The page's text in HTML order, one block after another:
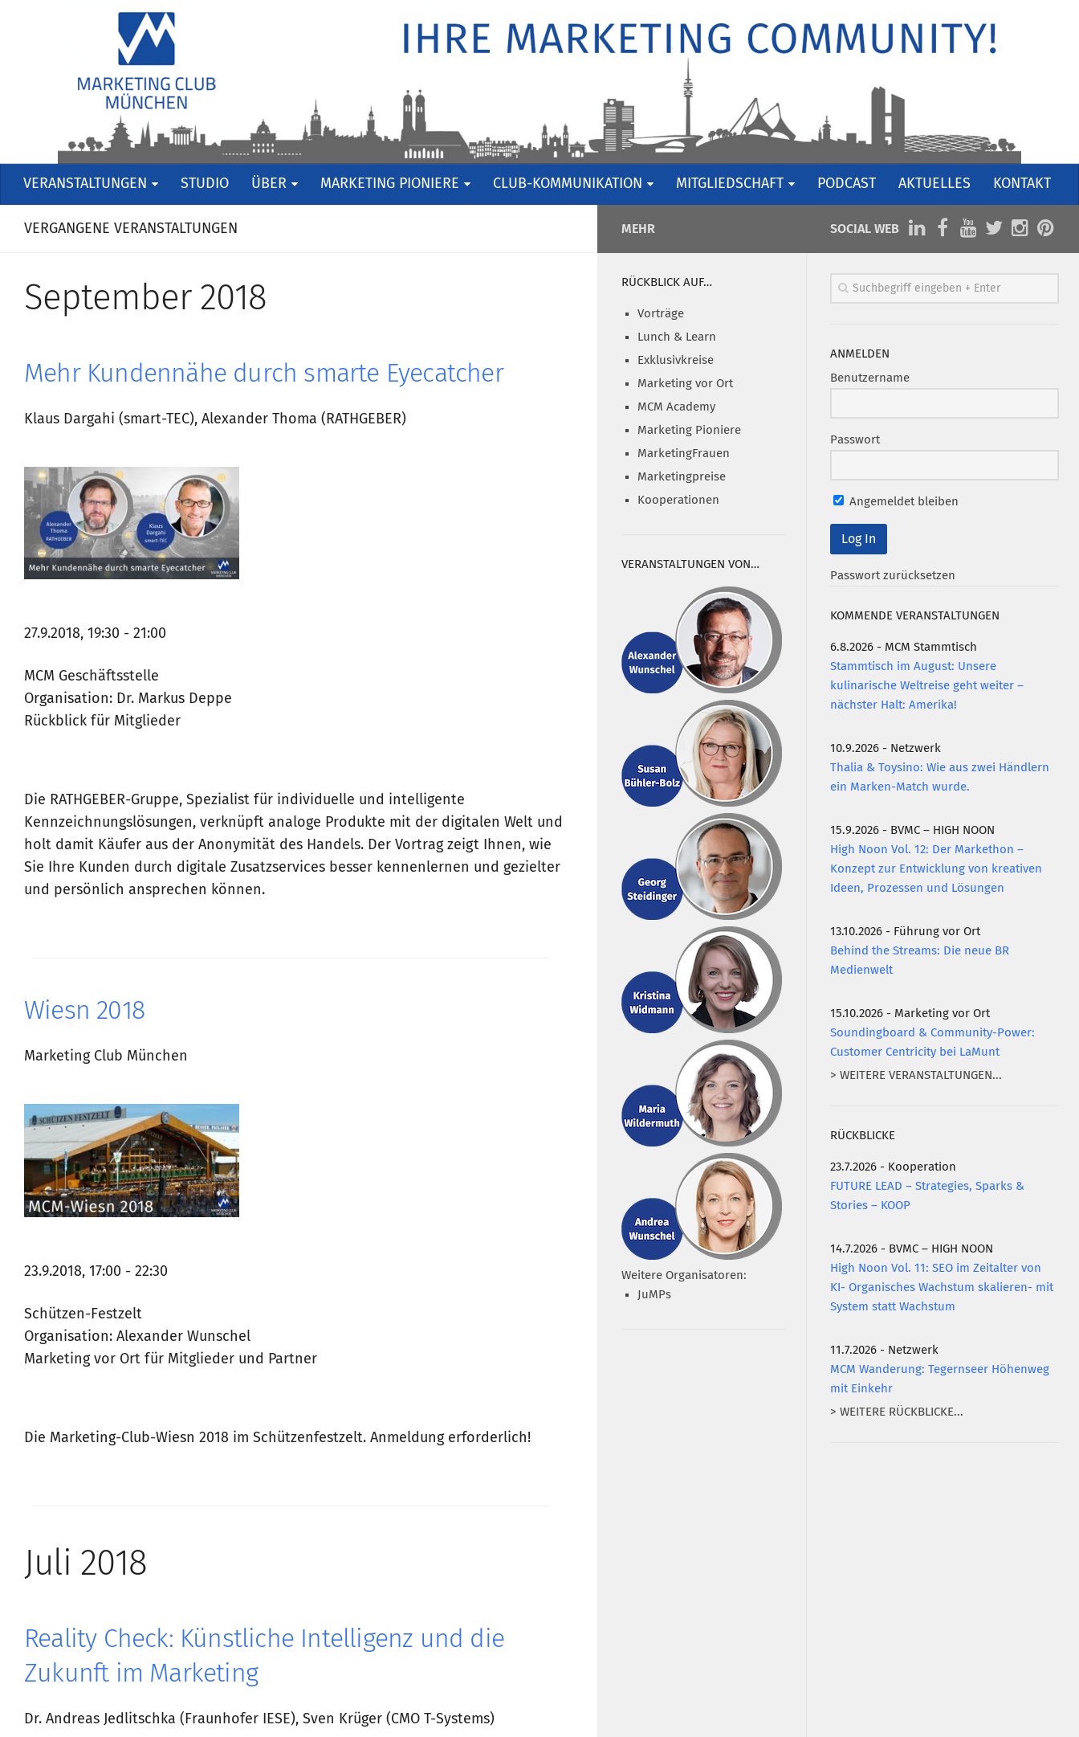
VERANSTALTUNGEN STUDIO ÜBER MARKETING PIONIERE CLUB-KOMMUNIKATION MITGLIEDSCHAFT PODCAST AKTUELLES KONTAKT
VERGANGENE VERANSTALTUNGEN
September 2018
Mehr Kundennähe durch smarte Eyecatcher
Klaus Dargahi (smart-TEC), Alexander Thoma (RATHGEBER)
27.9.2018, 19:30 - 21:00
MCM Geschäftsstelle
Organisation: Dr. Markus Deppe
Rückblick für Mitglieder
Die RATHGEBER-Gruppe, Spezialist für individuelle und intelligente
Kennzeichnungslösungen, verknüpft analoge Produkte mit der digitalen Welt und
holt damit Käufer aus der Anonymität des Handels. Der Vortrag zeigt Ihnen, wie
Sie Ihre Kunden durch digitale Zusatzservices besser kennenlernen und gezielter
und persönlich ansprechen können.
Wiesn 2018
Marketing Club München
23.9.2018, 17:00 - 22:30
Schützen-Festzelt
Organisation: Alexander Wunschel
Marketing vor Ort für Mitglieder und Partner
Die Marketing-Club-Wiesn 2018 im Schützenfestzelt. Anmeldung erforderlich!
Juli 2018
Reality Check: Künstliche Intelligenz und die
Zukunft im Marketing
Dr. Andreas Jedlitschka (Fraunhofer IESE), Sven Krüger (CMO T-Systems)
SOCIAL WEB
ANMELDEN
Benutzername
Passwort
Angemeldet bleiben
Passwort zurücksetzen
KOMMENDE VERANSTALTUNGEN
6.8.2026 - MCM Stammtisch
Stammtisch im August: Unsere
kulinarische Weltreise geht weiter –
nächster Halt: Amerika!
10.9.2026 - Netzwerk
Thalia & Toysino: Wie aus zwei Händlern
ein Marken-Match wurde.
15.9.2026 - BVMC – HIGH NOON
High Noon Vol. 12: Der Markethon –
Konzept zur Entwicklung von kreativen
Ideen, Prozessen und Lösungen
13.10.2026 - Führung vor Ort
Behind the Streams: Die neue BR
Medienwelt
15.10.2026 - Marketing vor Ort
Soundingboard & Community-Power:
Customer Centricity bei LaMunt
> WEITERE VERANSTALTUNGEN...
RÜCKBLICKE
23.7.2026 - Kooperation
FUTURE LEAD – Strategies, Sparks &
Stories – KOOP
14.7.2026 - BVMC – HIGH NOON
High Noon Vol. 11: SEO im Zeitalter von
KI- Organisches Wachstum skalieren- mit
System statt Wachstum
11.7.2026 - Netzwerk
MCM Wanderung: Tegernseer Höhenweg
mit Einkehr
> WEITERE RÜCKBLICKE...
MEHR
RÜCKBLICK AUF…
Vorträge
Lunch & Learn
Exklusivkreise
Marketing vor Ort
MCM Academy
Marketing Pioniere
MarketingFrauen
Marketingpreise
Kooperationen
VERANSTALTUNGEN VON…
Weitere Organisatoren:
JuMPs